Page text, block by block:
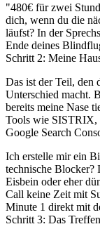
"480€ für zwei
dich, wenn du die
läufst? In der
Ende deines
Schritt 2: Meine
Das ist der Teil, den
Unterschied macht.
bereits meine Nase
Tools wie SISTRIX,
Google Search
Ich erstelle mir ein
technische Blocker?
Eisbein oder eher
Call keine Zeit mit
Minute 1 direkt mit
Schritt 3: Das